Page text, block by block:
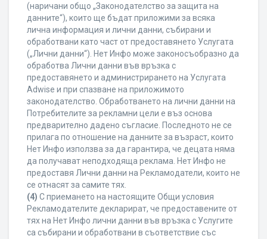
(наричани общо „Законодателство за защита на
данните“), които ще бъдат приложими за всяка
лична информация и лични данни, събирани и
обработвани като част от предоставянето Услугата
(„Лични данни“). Нет Инфо може законосъобразно да
обработва Лични данни във връзка с
предоставянето и администрирането на Услугата
Adwise и при спазване на приложимото
законодателство. Обработването на лични данни на
Потребителите за рекламни цели е въз основа
предварително дадено съгласие. Последното не се
прилага по отношение на данните за възраст, които
Нет Инфо използва за да гарантира, че децата няма
да получават неподходяща реклама. Нет Инфо не
предоставя Лични данни на Рекламодатели, които не
се отнасят за самите тях.
(4) С приемането на настоящите Общи условия
Рекламодателите декларират, че предоставените от
тях на Нет Инфо лични данни във връзка с Услугите
са събирани и обработвани в съответствие със